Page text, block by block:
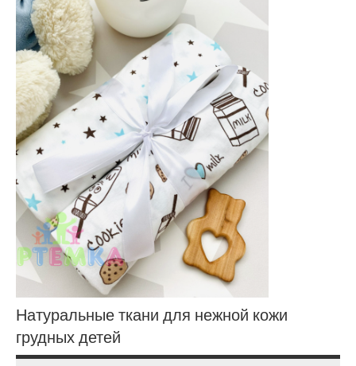
Натуральные ткани для нежной кожи
грудных детей